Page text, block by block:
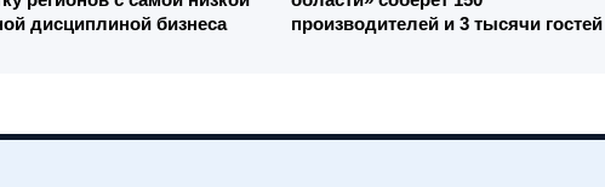
дисциплиной бизнеса
производителей и 3 тысячи гостей